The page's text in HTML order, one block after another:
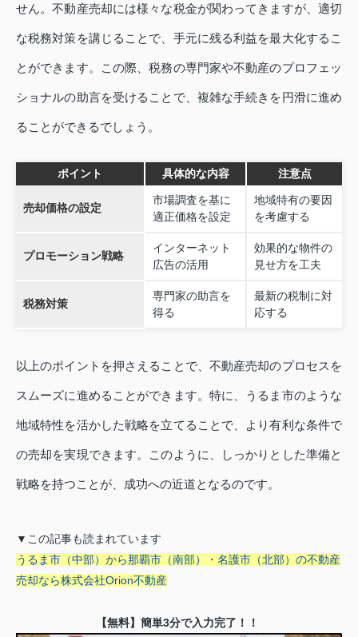
せん。不動産売却には様々な税金が関わってきますが、適切
な税務対策を講じることで、手元に残る利益を最大化するこ
とができます。この際、税務の専門家や不動産のプロフェッ
ショナルの助言を受けることで、複雑な手続きを円滑に進め
ることができるでしょう。
ポイント 具体的な内容 注意点
売却価格の設定
市場調査を基に
適正価格を設定
地域特有の要因
を考慮する
プロモーション戦略
インターネット
広告の活用
効果的な物件の
見せ方を工夫
税務対策
専門家の助言を
得る
最新の税制に対
応する
以上のポイントを押さえることで、不動産売却のプロセスを
スムーズに進めることができます。特に、うるま市のような
地域特性を活かした戦略を立てることで、より有利な条件で
の売却を実現できます。このように、しっかりとした準備と
戦略を持つことが、成功への近道となるのです。
▼この記事も読まれています
うるま市（中部）から那覇市（南部）・名護市（北部）の不動産
売却なら株式会社Orion不動産
【無料】簡単3分で入力完了！！